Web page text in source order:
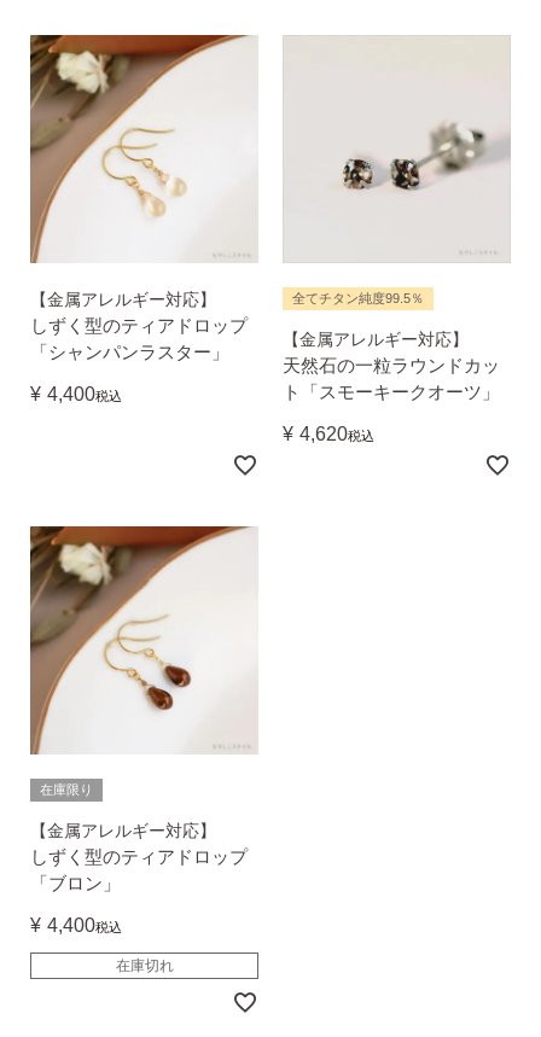
なでしこスタイルの
安心サポート
「ピアス初めてBOOK」同梱
ピアス初心者さんの素朴な疑問を解消です
（初回のみ）。
2）
ピアスホールのお悩み相談室
ピアスホールアドバイザーによる、相談実績
約8,000件！
件！
4）
キャッチの予備
使いやすい「花型シリコンキャッチ」も５ペ
ア、どーんとプレゼント♪
お支払い
・Amazon Pay
【金属アレルギー対応】
しずく型のティアドロップ
「シャンパンラスター」
¥ 4,400税込
全てチタン純度99.5％
【金属アレルギー対応】
天然石の一粒ラウンドカッ
ト「スモーキークオーツ」
¥ 4,620税込
在庫限り
【金属アレルギー対応】
しずく型のティアドロップ
「ブロン」
¥ 4,400税込
在庫切れ